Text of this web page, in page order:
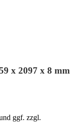
x 2097 x 8 mm
ggf. zzgl.